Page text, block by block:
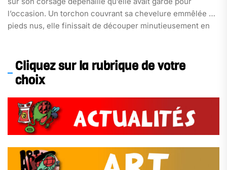
l’occasion. Un torchon couvrant sa chevelure emmêlée et
pieds nus, elle finissait de découper minutieusement en
Cliquez sur la rubrique de votre
choix